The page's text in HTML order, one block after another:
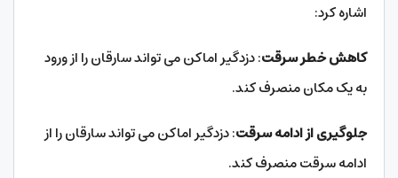
اشاره کرد:
کاهش خطر سرقت: دزدگیر اماکن می تواند سارقان را از ورود
به یک مکان منصرف کند.
جلوگیری از ادامه سرقت: دزدگیر اماکن می تواند سارقان را از
ادامه سرقت منصرف کند.